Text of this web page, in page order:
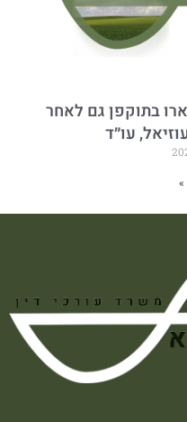
מכוח תמ"א 38 ישארו בתוקפן גם לאחר
עו״ד